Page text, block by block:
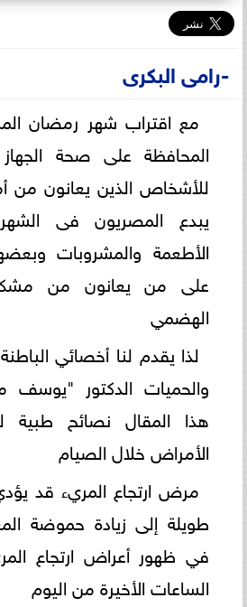
-رامى البكرى
مع اقتراب شهر رمضان
المحافظة على صحة
للأشخاص الذين يعانون من
يبدع المصريون فى الشهر
الأطعمة والمشروبات
على من يعانون من
الهضمي
لذا يقدم لنا أخصائي
والحميات الدكتور
هذا المقال نصائح طبية
الأمراض خلال الصيام
مرض ارتجاع المريء قد
طويلة إلى زيادة حموضة
في ظهور أعراض ارتجاع
الساعات الأخيرة من اليوم